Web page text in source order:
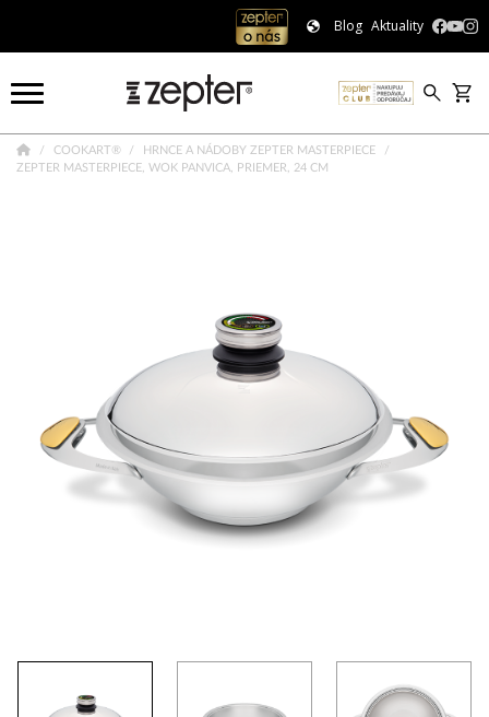
Blog Aktuality
COOKART®
HRNCE A NÁDOBY ZEPTER MASTERPIECE
ZEPTER MASTERPIECE, WOK PANVICA, PRIEMER, 24 CM